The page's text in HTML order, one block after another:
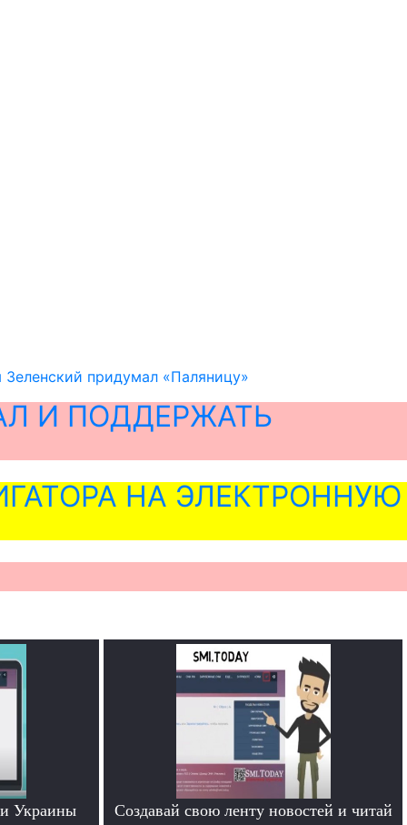
придумал «Паляницу»
И ПОДДЕРЖАТЬ
НА ЭЛЕКТРОННУЮ
Украины
Создавай свою ленту новостей и читай